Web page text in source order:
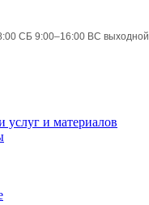
СБ 9:00–16:00 ВС выходной
услуг и материалов